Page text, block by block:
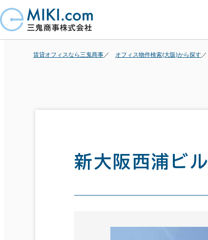
賃貸オフィスなら三鬼商事 オフィス物件検索(大阪)から探す
新大阪西浦ビル